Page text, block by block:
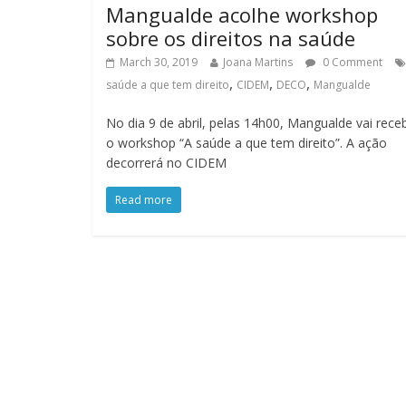
Mangualde acolhe workshop
sobre os direitos na saúde
March 30, 2019 Joana Martins 0 Comment
saúde a que tem direito, CIDEM, DECO, Mangualde
No dia 9 de abril, pelas 14h00, Mangualde vai
o workshop “A saúde a que tem direito”. A ação
decorrerá no CIDEM
Read more